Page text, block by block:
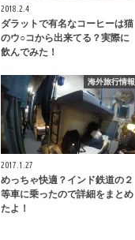
2018.2.4
ダラットで有名なコーヒーは猫
のウ○コから出来てる？実際に
飲んでみた！
海外旅行情報
2017.1.27
めっちゃ快適？インド鉄道の２
等車に乗ったので詳細をまとめ
たよ！